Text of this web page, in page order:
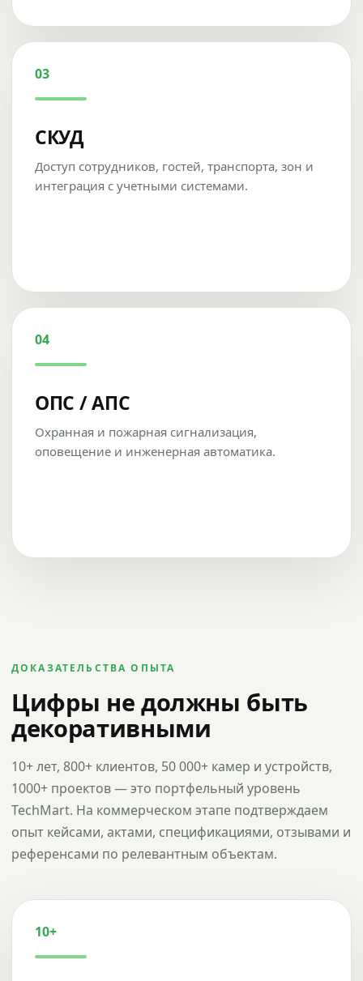
03
СКУД
Доступ сотрудников, гостей, транспорта, зон и
интеграция с учетными системами.
04
ОПС / АПС
Охранная и пожарная сигнализация,
оповещение и инженерная автоматика.
ДОКАЗАТЕЛЬСТВА ОПЫТА
Цифры не должны быть
декоративными
10+ лет, 800+ клиентов, 50 000+ камер и устройств,
1000+ проектов — это портфельный уровень
TechMart. На коммерческом этапе подтверждаем
опыт кейсами, актами, спецификациями, отзывами и
референсами по релевантным объектам.
10+